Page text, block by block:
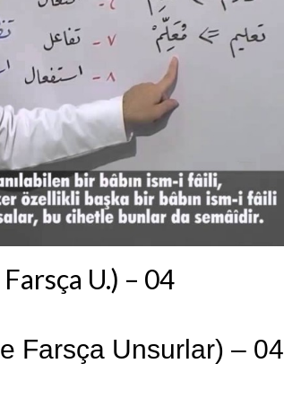
U.) – 04
Farsça Unsurlar) – 04